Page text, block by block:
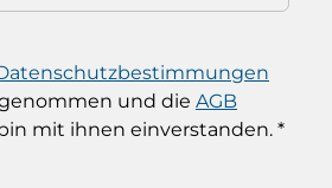
und die AGB
mit ihnen einverstanden. *